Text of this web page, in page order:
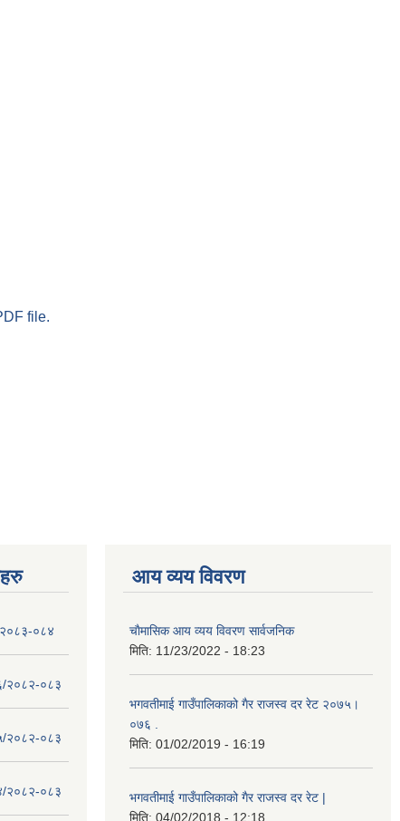
file.
२०८३-०८४
२०८२-०८३
२०८२-०८३
२०८२-०८३
आय व्यय विवरण
चाैमासिक आय व्यय विवरण सार्वजनिक
मिति: 11/23/2022 - 18:23
भगवतीमाई गाउँपालिकाको गैर राजस्व दर रेट २०७५।
०७६ .
मिति: 01/02/2019 - 16:19
भगवतीमाई गाउँपालिकाको गैर राजस्व दर रेट |
मिति: 04/02/2018 - 12:18